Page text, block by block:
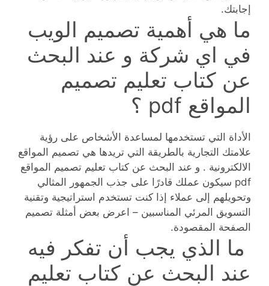
إجابتك.
ما هي أهمية تصميم الويب
في اي شركة و عند البحث
عن كتاب تعليم تصميم
المواقع pdf ؟
الأداة التي تستخدمها لمساعدة الأشخاص على رؤية
علامتك التجارية بالطريقة التي تريدها هي تصميم المواقع
الالكترونية . و عند البحث عن كتاب تعليم تصميم المواقع
pdf سيكون عملك قادرًا على جذب الجمهور المثالي
وتحويلهم إلى عملاء إذا كنت تستخدم استراتيجية وتقنية
التسويق المرئي المناسبين – اعرض بعض أمثلة تصميم
الصفحة المقصودة.
ما الذي يجب أن تفكر فيه
عند البحث عن كتاب تعليم